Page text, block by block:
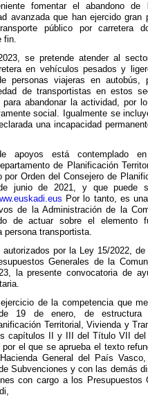
fomentar el abandono de
avanzada que han ejercido gran
público por carretera
fin.
se pretende atender al
en vehículos pesados y
personas viajeras en autobús,
de transportistas en estos
para abandonar la actividad, por
social. Igualmente se
una incapacidad
apoyos está contemplado
de Planificación
por Orden del Consejero de
junio de 2021, y que puede
Por lo tanto, es
de la Administración de la
de actuar sobre el elemento
transportista.
por la Ley 15/2022,
Generales de la
la presente convocatoria de
de la competencia que
de 19 de enero, de estructura
Territorial, Vivienda y
capítulos II y III del Título VII del
el que se aprueba el texto
General del País
Subvenciones y con las demás
con cargo a los Presupuestos